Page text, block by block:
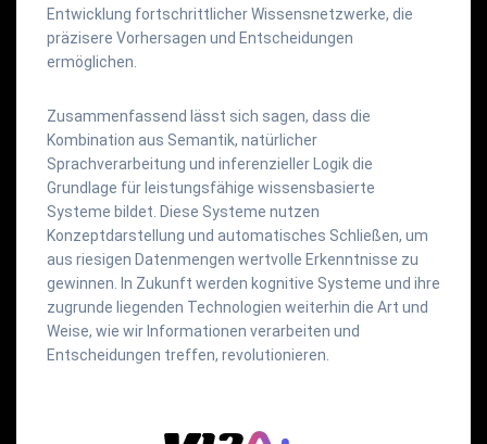
Entwicklung fortschrittlicher Wissensnetzwerke, die
präzisere Vorhersagen und Entscheidungen
ermöglichen.
Zusammenfassend lässt sich sagen, dass die
Kombination aus Semantik, natürlicher
Sprachverarbeitung und inferenzieller Logik die
Grundlage für leistungsfähige wissensbasierte
Systeme bildet. Diese Systeme nutzen
Konzeptdarstellung und automatisches Schließen, um
aus riesigen Datenmengen wertvolle Erkenntnisse zu
gewinnen. In Zukunft werden kognitive Systeme und ihre
zugrunde liegenden Technologien weiterhin die Art und
Weise, wie wir Informationen verarbeiten und
Entscheidungen treffen, revolutionieren.